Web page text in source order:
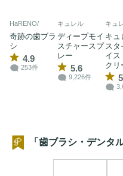
HaRENO/
奇跡の歯ブラ
シ
4.9
253件
キュレル
ディープモイ
スチャースプ
レー
5.6
9,226件
キュ
キュ
スタ
イス
クリ
「歯ブラシ・デンタ